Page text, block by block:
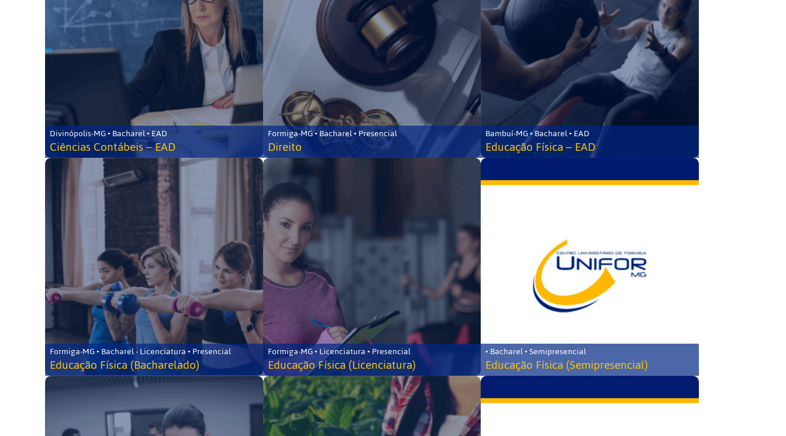
Divinópolis-MG • Bacharel • EAD
Ciências Contábeis – EAD
Formiga-MG • Bacharel • Presencial
Direito
Bambuí-MG • Bacharel • EAD
Educação Física – EAD
Formiga-MG • Bacharel - Licenciatura • Presencial
Educação Física (Bacharelado)
Formiga-MG • Licenciatura • Presencial
Educação Física (Licenciatura)
• Bacharel • Semipresencial
Educação Física (Semipresencial)